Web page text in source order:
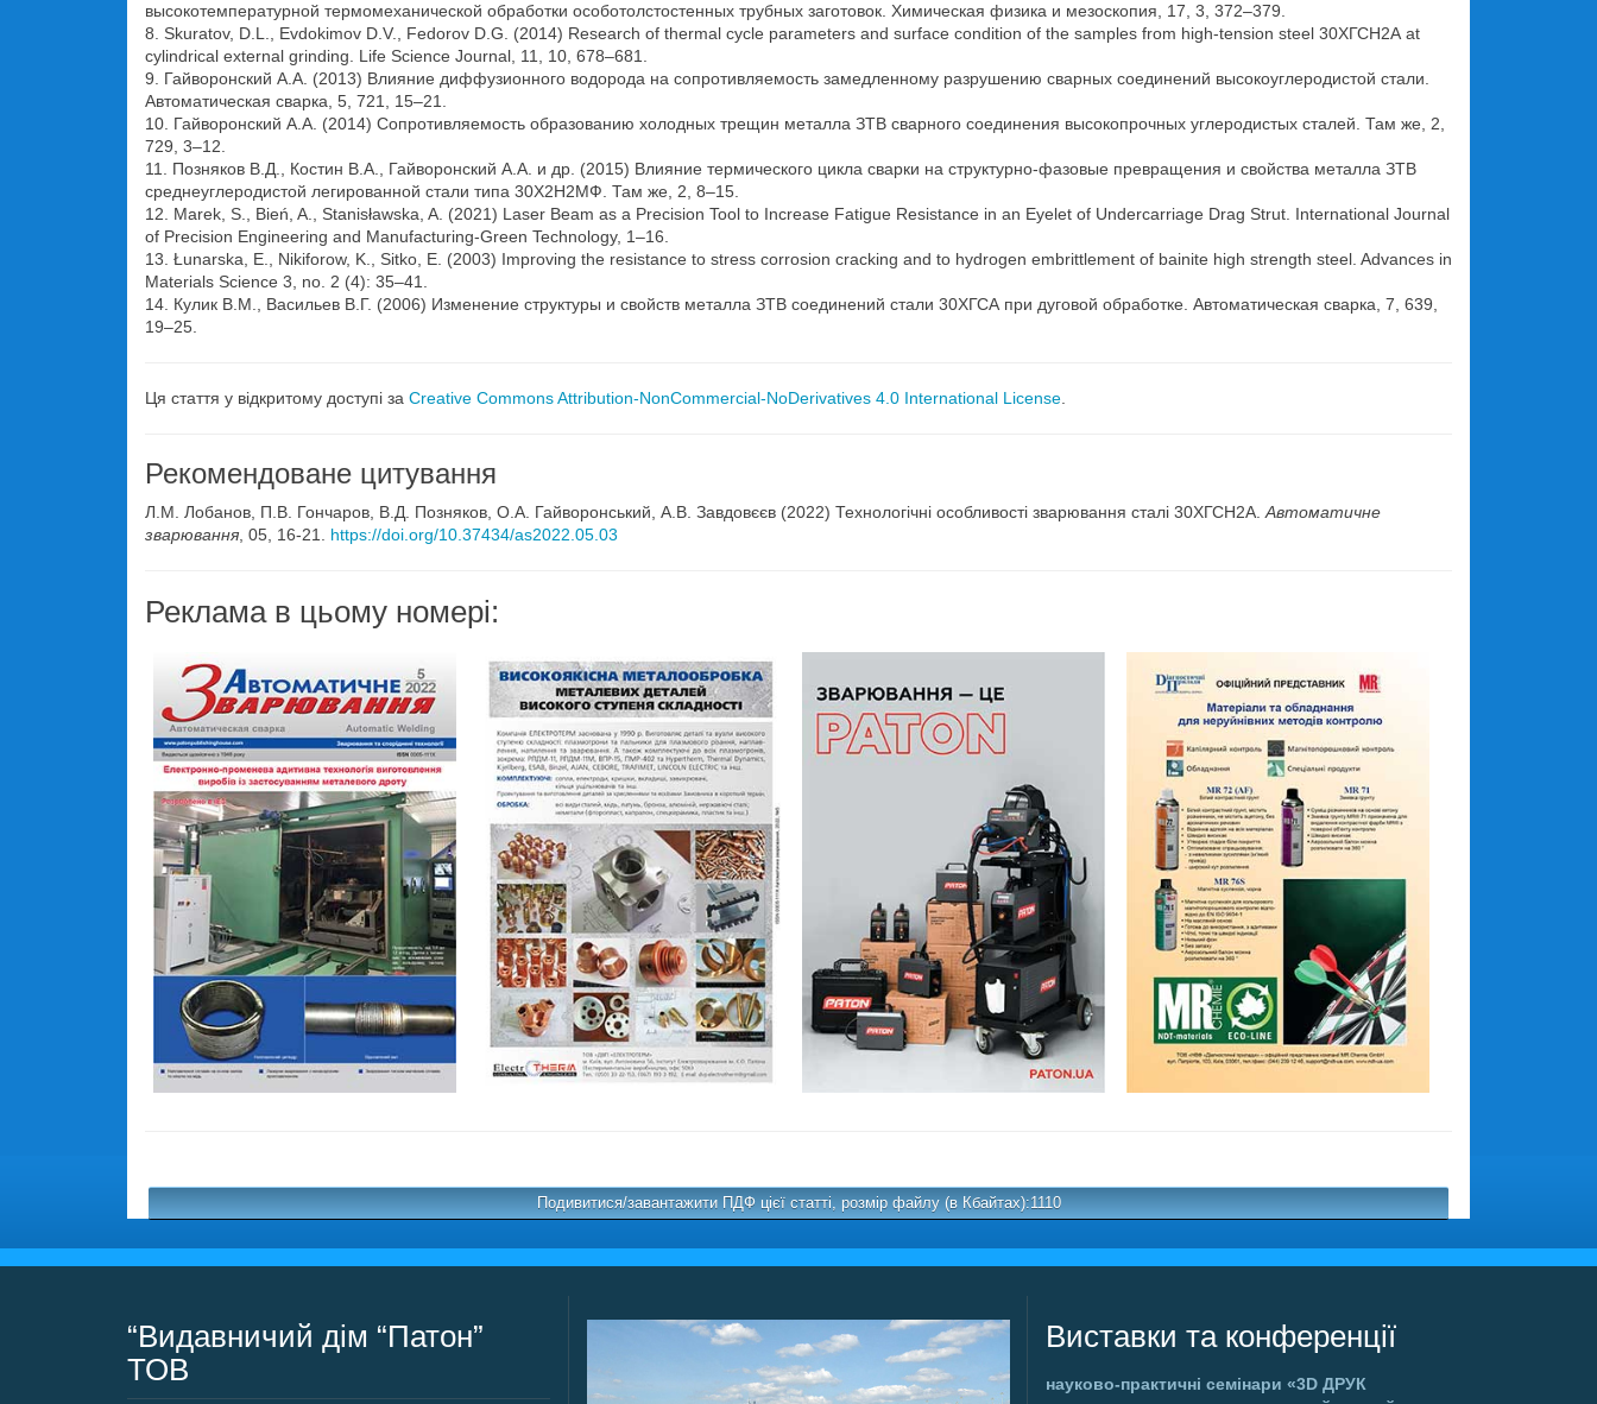
высокотемпературной термомеханической обработки особотолстостенных трубных заготовок. Химическая физика и мезоскопия, 17, 3, 372–379.
8. Skuratov, D.L., Evdokimov D.V., Fedorov D.G. (2014) Research of thermal cycle parameters and surface condition of the samples from high-tension steel 30ХГСН2А at
cylindrical external grinding. Life Science Journal, 11, 10, 678–681.
9. Гайворонский А.А. (2013) Влияние диффузионного водорода на сопротивляемость замедленному разрушению сварных соединений высокоуглеродистой стали.
Автоматическая сварка, 5, 721, 15–21.
10. Гайворонский А.А. (2014) Сопротивляемость образованию холодных трещин металла ЗТВ сварного соединения высокопрочных углеродистых сталей. Там же, 2,
729, 3–12.
11. Позняков В.Д., Костин В.А., Гайворонский А.А. и др. (2015) Влияние термического цикла сварки на структурно-фазовые превращения и свойства металла ЗТВ
среднеуглеродистой легированной стали типа 30Х2Н2МФ. Там же, 2, 8–15.
12. Marek, S., Bień, A., Stanisławska, A. (2021) Laser Beam as a Precision Tool to Increase Fatigue Resistance in an Eyelet of Undercarriage Drag Strut. International Journal
of Precision Engineering and Manufacturing-Green Technology, 1–16.
13. Łunarska, E., Nikiforow, K., Sitko, E. (2003) Improving the resistance to stress corrosion cracking and to hydrogen embrittlement of bainite high strength steel. Advances in
Materials Science 3, no. 2 (4): 35–41.
14. Кулик В.М., Васильев В.Г. (2006) Изменение структуры и свойств металла ЗТВ соединений стали 30ХГСА при дуговой обработке. Автоматическая сварка, 7, 639,
19–25.
Ця стаття у відкритому доступі за Creative Commons Attribution-NonCommercial-NoDerivatives 4.0 International License
Рекомендоване цитування
Л.М. Лобанов, П.В. Гончаров, В.Д. Позняков, О.А. Гайворонський, А.В. Завдовєєв (2022) Технологічні особливості зварювання сталі 30ХГСН2А. Автоматичне
зварювання , 05, 16-21. https://doi.org/10.37434/as2022.05.03
Реклама в цьому номері:
Подивитися/завантажити ПДФ цієї статті, розмір файлу (в Кбайтах):1110
“Видавничий дім “Патон”
ТОВ
Виставки та конференції
науково-практичні семінари«3D ДРУК